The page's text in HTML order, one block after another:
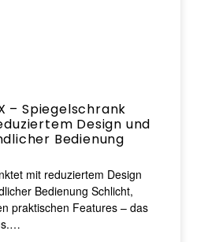
– Spiegelschrank
Design und
Bedienung
mit reduziertem Design
Bedienung Schlicht,
praktischen Features – das